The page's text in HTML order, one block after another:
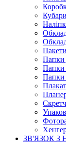
Папки
Папки
Папки
ЗВ'ЯЗОК З